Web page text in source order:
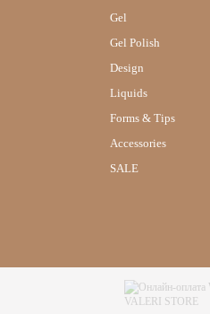
Gel
Gel Polish
Design
Liquids
Forms & Tips
Accessories
SALE